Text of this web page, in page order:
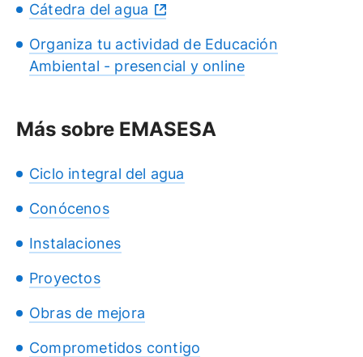
Cátedra del agua
Organiza tu actividad de Educación
Ambiental - presencial y online
Más sobre EMASESA
Ciclo integral del agua
Conócenos
Instalaciones
Proyectos
Obras de mejora
Comprometidos contigo